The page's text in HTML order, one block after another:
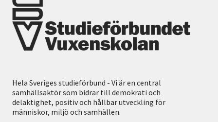
Hela Sveriges studieförbund - Vi är en central
samhällsaktör som bidrar till demokrati och
delaktighet, positiv och hållbar utveckling för
människor, miljö och samhällen.